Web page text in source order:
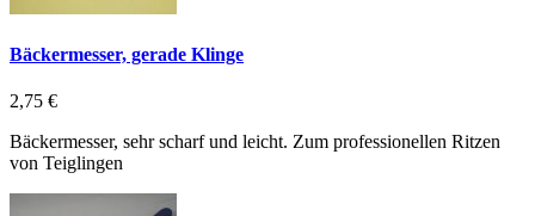
Bäckermesser, gerade Klinge
2,75 €
Bäckermesser, sehr scharf und leicht. Zum professionellen Ritzen
von Teiglingen